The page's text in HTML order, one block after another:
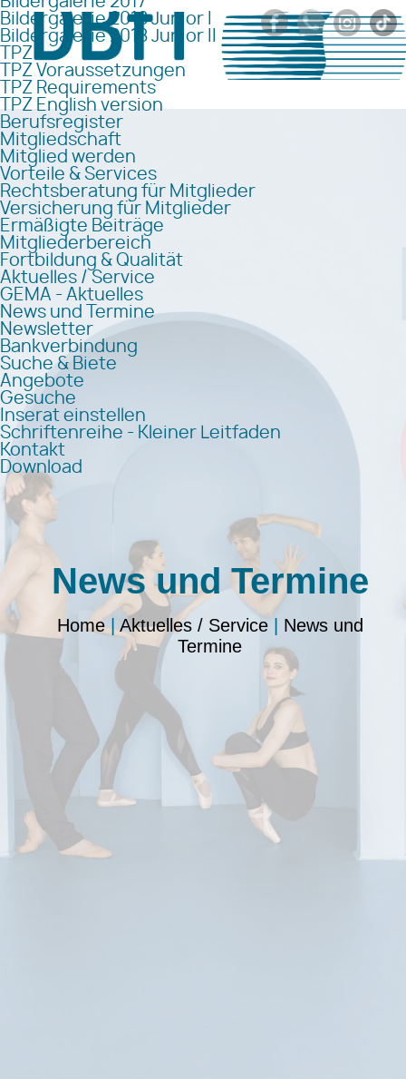
Bildergalerie 2018 Junior I
Bildergalerie 2018 Junior II
TPZ
TPZ Voraussetzungen
TPZ Requirements
TPZ English version
Berufsregister
Mitgliedschaft
Mitglied werden
Vorteile & Services
Rechtsberatung für Mitglieder
Versicherung für Mitglieder
Ermäßigte Beiträge
Mitgliederbereich
Fortbildung & Qualität
Aktuelles / Service
GEMA - Aktuelles
News und Termine
Newsletter
Bankverbindung
Suche & Biete
Angebote
Gesuche
Inserat einstellen
Schriftenreihe - Kleiner Leitfaden
Kontakt
Download
News und Termine
Home|Aktuelles / Service| News und
Termine